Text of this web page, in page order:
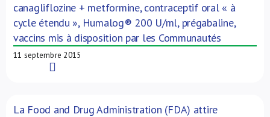
canagliflozine + metformine, contraceptif oral « à
cycle étendu », Humalog® 200 U/ml, prégabaline,
vaccins mis à disposition par les Communautés
11 septembre 2015
La Food and Drug Administration (FDA) attire